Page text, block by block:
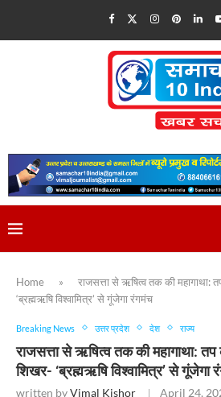
Home »
राजसत्ता से ऋषित्व तक की महागाथा:
‘ब्रह्मऋषि विश्वामित्र’ से गूंजेगा रंगमंच
Breaking News उत्तर प्रदेश देश राज्य
राजसत्ता से ऋषित्व तक की महागाथा:
शिखर- ‘ब्रह्मऋषि विश्वामित्र’ से गूंजेगा
written byVimal Kishor April 24,